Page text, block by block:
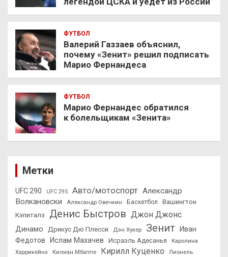
ФУТБОЛ
Валерий Газзаев объяснил,
почему «Зенит» решил подписать
Марио Фернандеса
ФУТБОЛ
Марио Фернандес обратился
к болельщикам «Зенита»
Метки
UFC 290 UFC 295 Авто/мотоспорт Александр
Волкановски
Александр Овечкин Баскетбол
Вашингтон
Кэпиталз
Денис Быстров Джон Джонс
Динамо Дрикус Дю Плесси Дэн Хукер Зенит
Иван
Федотов
Ислам Махачев Исраэль Адесанья
Каролина
Харрикейнз
Килиан Мбаппе Кирилл Куценко
Лионель